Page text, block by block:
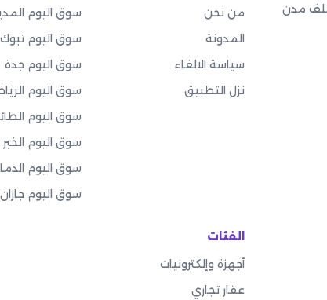
مدن
من نحن
المدونة
سياسة الالغاء
نزل التطبيق
سوق اليوم
سوق اليوم تبوك
سوق اليوم جدة
سوق اليوم
سوق اليوم
سوق اليوم الخبر
سوق اليوم
سوق اليوم جازان
الفئات
أجهزة وإلكترونيات
عقار تجاري